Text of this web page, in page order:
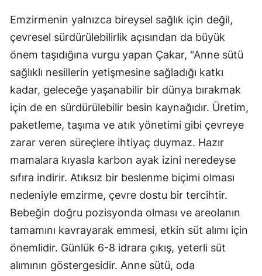
Emzirmenin yalnızca bireysel sağlık için değil,
çevresel sürdürülebilirlik açısından da büyük
önem taşıdığına vurgu yapan Çakar, "Anne sütü
sağlıklı nesillerin yetişmesine sağladığı katkı
kadar, geleceğe yaşanabilir bir dünya bırakmak
için de en sürdürülebilir besin kaynağıdır. Üretim,
paketleme, taşıma ve atık yönetimi gibi çevreye
zarar veren süreçlere ihtiyaç duymaz. Hazır
mamalara kıyasla karbon ayak izini neredeyse
sıfıra indirir. Atıksız bir beslenme biçimi olması
nedeniyle emzirme, çevre dostu bir tercihtir.
Bebeğin doğru pozisyonda olması ve areolanın
tamamını kavrayarak emmesi, etkin süt alımı için
önemlidir. Günlük 6-8 idrara çıkış, yeterli süt
alımının göstergesidir. Anne sütü, oda